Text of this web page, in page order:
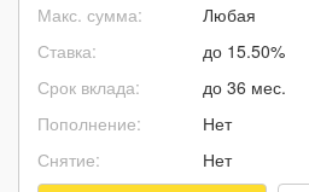
Макс. сумма:
Ставка:
Срок вклада:
Пополнение:
Снятие:
Любая
до 15.50%
до 36 мес.
Нет
Нет